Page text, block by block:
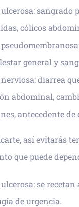
sangrado
cólicos
general y
diarrea
abdominal,
antecedente
así evitarás
que puede
se
de urgencia.